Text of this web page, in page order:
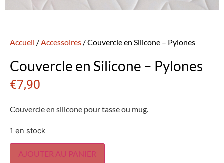
Accueil / Accessoires / Couvercle en Silicone – Pylones
Couvercle en Silicone – Pylones
€7,90
Couvercle en silicone pour tasse ou mug.
1 en stock
AJOUTER AU PANIER